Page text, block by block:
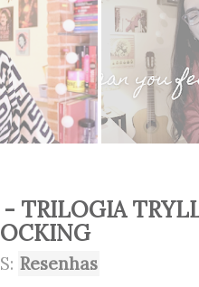
- TRILOGIA
Resenhas